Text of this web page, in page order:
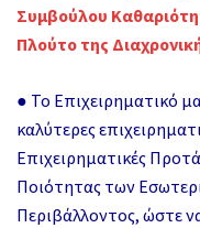
Συμβούλου
Πλούτο της
● Το Επιχειρηματικό
καλύτερες
Επιχειρηματικές
Ποιότητας των
Περιβάλλοντος, ώστε